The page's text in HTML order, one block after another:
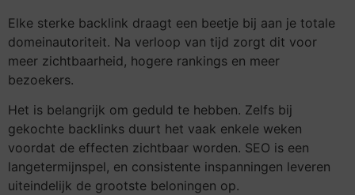
Elke sterke backlink draagt een beetje bij aan je totale
domeinautoriteit. Na verloop van tijd zorgt dit voor
meer zichtbaarheid, hogere rankings en meer
bezoekers.
Het is belangrijk om geduld te hebben. Zelfs bij
gekochte backlinks duurt het vaak enkele weken
voordat de effecten zichtbaar worden. SEO is een
langetermijnspel, en consistente inspanningen leveren
uiteindelijk de grootste beloningen op.